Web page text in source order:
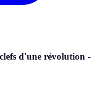
d'une révolution -